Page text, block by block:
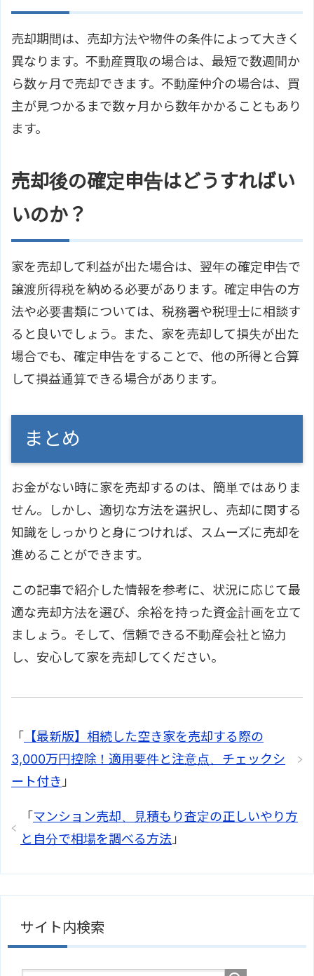
売却期間は、売却方法や物件の条件によって大きく
異なります。不動産買取の場合は、最短で数週間か
ら数ヶ月で売却できます。不動産仲介の場合は、買
主が見つかるまで数ヶ月から数年かかることもあり
ます。
売却後の確定申告はどうすればい
いのか？
家を売却して利益が出た場合は、翌年の確定申告で
譲渡所得税を納める必要があります。確定申告の方
法や必要書類については、税務署や税理士に相談す
ると良いでしょう。また、家を売却して損失が出た
場合でも、確定申告をすることで、他の所得と合算
して損益通算できる場合があります。
まとめ
お金がない時に家を売却するのは、簡単ではありま
せん。しかし、適切な方法を選択し、売却に関する
知識をしっかりと身につければ、スムーズに売却を
進めることができます。
この記事で紹介した情報を参考に、状況に応じて最
適な売却方法を選び、余裕を持った資金計画を立て
ましょう。そして、信頼できる不動産会社と協力
し、安心して家を売却してください。
「
【最新版】相続した空き家を売却する際の
3,000万円控除！適用要件と注意点、チェックシ
ート付き 」
「 マンション売却、見積もり査定の正しいやり方
と自分で相場を調べる方法 」
サイト内検索